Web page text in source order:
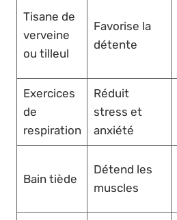
Tisane de
verveine
ou tilleul
Favorise la
détente
Exercices
de
respiration
Réduit
stress et
anxiété
Bain tiède
Détend les
muscles